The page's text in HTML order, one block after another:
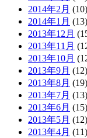
2014年2月 (10)
2014年1月 (13)
2013年12月
2013年11月
2013年10月
2013年9月 (12)
2013年8月 (19)
2013年7月 (13)
2013年6月 (15)
2013年5月 (12)
2013年4月 (11)